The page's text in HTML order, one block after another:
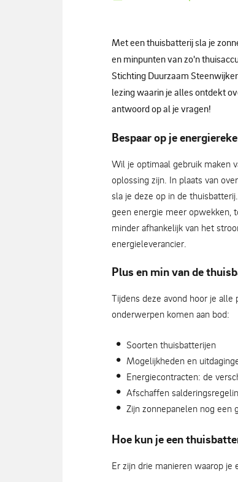
Met een thuisbatterij sla je
en minpunten van zo'n
Stichting Duurzaam
lezing waarin je alles ontdekt
antwoord op al je vragen!
Bespaar op je
Wil je optimaal gebruik maken
oplossing zijn. In plaats van
sla je deze op in de
geen energie meer opwekken,
minder afhankelijk van het
energieleverancier.
Plus en min van de
Tijdens deze avond hoor je
onderwerpen komen aan bod:
Soorten thuisbatterijen
Mogelijkheden en
Energiecontracten: de
Afschaffen
Zijn zonnepanelen nog een
Hoe kun je een
Er zijn drie manieren waarop